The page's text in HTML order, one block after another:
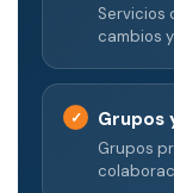
Servicios
cambios
Grupos
Grupos